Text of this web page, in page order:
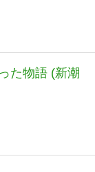
た物語 (新潮